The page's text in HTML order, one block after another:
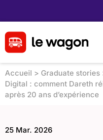
Accueil > Graduate stories
Digital : comment Dareth
après 20 ans d’expérience
25 Mar. 2026